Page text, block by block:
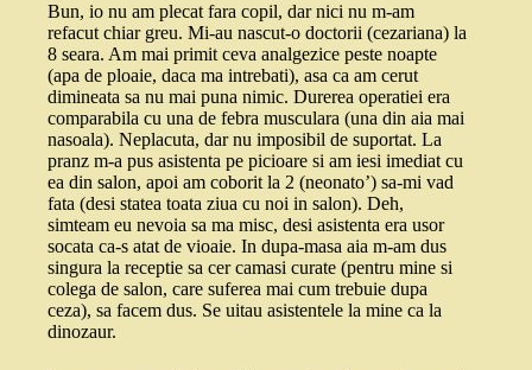
Bun, io nu am plecat fara copil, dar nici nu m-am
refacut chiar greu. Mi-au nascut-o doctorii (cezariana) la
8 seara. Am mai primit ceva analgezice peste noapte
(apa de ploaie, daca ma intrebati), asa ca am cerut
dimineata sa nu mai puna nimic. Durerea operatiei era
comparabila cu una de febra musculara (una din aia mai
nasoala). Neplacuta, dar nu imposibil de suportat. La
pranz m-a pus asistenta pe picioare si am iesi imediat cu
ea din salon, apoi am coborit la 2 (neonato’) sa-mi vad
fata (desi statea toata ziua cu noi in salon). Deh,
simteam eu nevoia sa ma misc, desi asistenta era usor
socata ca-s atat de vioaie. In dupa-masa aia m-am dus
singura la receptie sa cer camasi curate (pentru mine si
colega de salon, care suferea mai cum trebuie dupa
ceza), sa facem dus. Se uitau asistentele la mine ca la
dinozaur.